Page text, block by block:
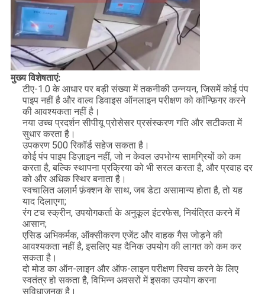
मुख्य विशेषताएं:
टीए-1.0 के आधार पर बड़ी संख्या में तकनीकी उन्नयन, जिसमें कोई पंप
पाइप नहीं है और वाल्व डिवाइस ऑनलाइन परीक्षण को कॉन्फ़िगर करने
की आवश्यकता नहीं है।
नया उच्च प्रदर्शन सीपीयू प्रोसेसर प्रसंस्करण गति और सटीकता में
सुधार करता है।
उपकरण 500 रिकॉर्ड सहेज सकता है।
कोई पंप पाइप डिज़ाइन नहीं, जो न केवल उपभोग्य सामग्रियों को कम
करता है, बल्कि स्थापना प्रक्रिया को भी सरल करता है, और प्रवाह दर
को और अधिक स्थिर बनाता है।
स्वचालित अलार्म फ़ंक्शन के साथ, जब डेटा असामान्य होता है, तो यह
याद दिलाएगा;
रंग टच स्क्रीन, उपयोगकर्ता के अनुकूल इंटरफेस, नियंत्रित करने में
आसान;
एसिड अभिकर्मक, ऑक्सीकरण एजेंट और वाहक गैस जोड़ने की
आवश्यकता नहीं है, इसलिए यह दैनिक उपयोग की लागत को कम कर
सकता है।
दो मोड का ऑन-लाइन और ऑफ-लाइन परीक्षण स्विच करने के लिए
स्वतंत्र हो सकता है, विभिन्न अवसरों में इसका उपयोग करना
सुविधाजनक है।